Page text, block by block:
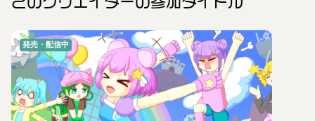
発売・配信中